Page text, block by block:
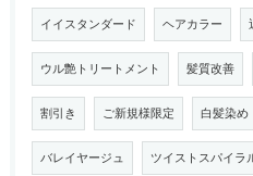
イイスタンダード ヘアカラー
ウル艶トリートメント 髪質改善
割引き ご新規様限定 白髪染め
バレイヤージュ ツイストスパイラ